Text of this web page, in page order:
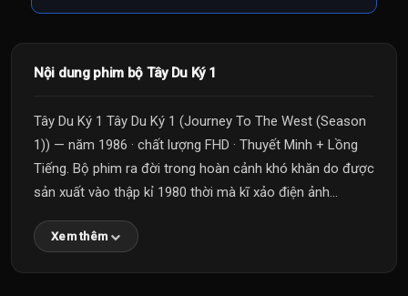
Nội dung phim bộ Tây Du Ký 1
Tây Du Ký 1 Tây Du Ký 1 (Journey To The West (Season
1)) — năm 1986 · chất lượng FHD · Thuyết Minh + Lồng
Tiếng. Bộ phim ra đời trong hoàn cảnh khó khăn do được
sản xuất vào thập kỉ 1980 thời mà kĩ xảo điện ảnh...
Xem thêm